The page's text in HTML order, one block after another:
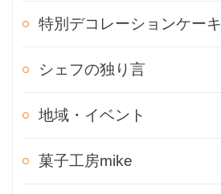
特別デコレーションケーキ
シェフの独り言
地域・イベント
菓子工房mike